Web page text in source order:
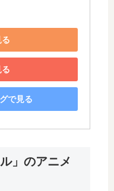
で見る
」のアニメ